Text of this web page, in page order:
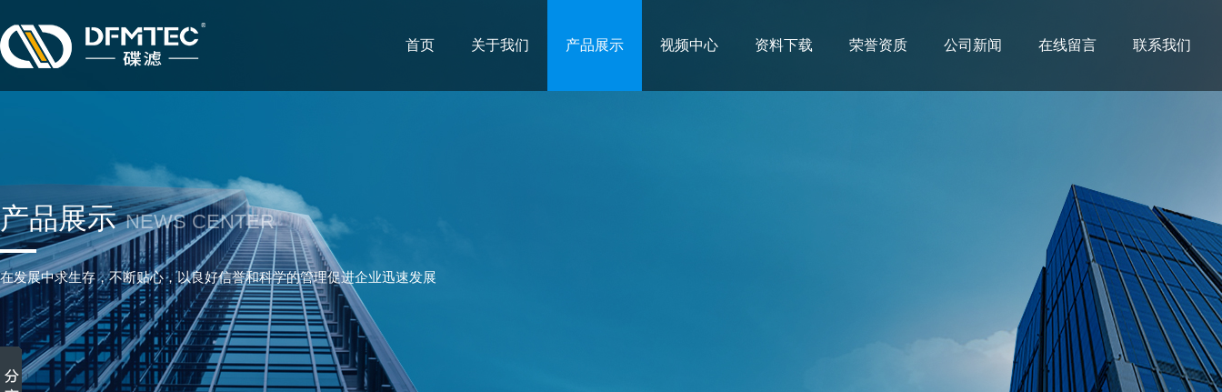
首页 关于我们 产品展示 视频中心 资料下载 荣誉资质 公司新闻 在线留言 联系我们
产品展示 NEWS CENTER
在发展中求生存，不断贴心，以良好信誉和科学的管理促进企业迅速发展